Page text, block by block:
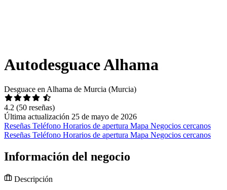
Autodesguace Alhama
Desguace en Alhama de Murcia (Murcia)
4.2 (50 reseñas)
Última actualización 25 de mayo de 2026
Reseñas Teléfono Horarios de apertura Mapa Negocios cercanos
Reseñas Teléfono Horarios de apertura Mapa Negocios cercanos
Información del negocio
Descripción